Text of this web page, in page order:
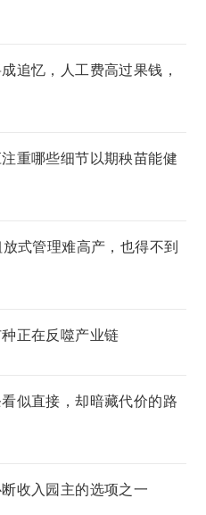
追忆，人工费高过果钱，
重哪些细节以期秧苗能健
式管理难高产，也得不到
正在反噬产业链
似直接，却暗藏代价的路
收入园主的选项之一